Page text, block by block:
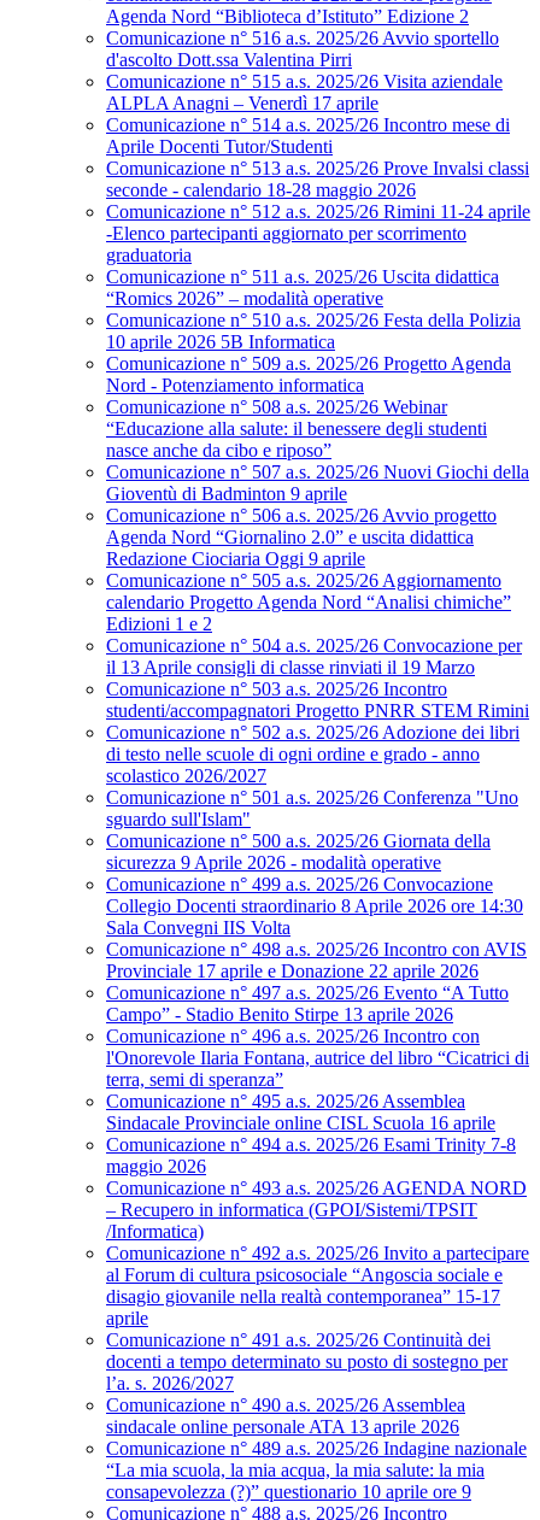
Agenda Nord “Biblioteca d’Istituto” Edizione 2
Comunicazione n° 516 a.s. 2025/26 Avvio sportello
d'ascolto Dott.ssa Valentina Pirri
Comunicazione n° 515 a.s. 2025/26 Visita aziendale
ALPLA Anagni – Venerdì 17 aprile
Comunicazione n° 514 a.s. 2025/26 Incontro mese di
Aprile Docenti Tutor/Studenti
Comunicazione n° 513 a.s. 2025/26 Prove Invalsi classi
seconde - calendario 18-28 maggio 2026
Comunicazione n° 512 a.s. 2025/26 Rimini 11-24 aprile
-Elenco partecipanti aggiornato per scorrimento
graduatoria
Comunicazione n° 511 a.s. 2025/26 Uscita didattica
“Romics 2026” – modalità operative
Comunicazione n° 510 a.s. 2025/26 Festa della Polizia
10 aprile 2026 5B Informatica
Comunicazione n° 509 a.s. 2025/26 Progetto Agenda
Nord - Potenziamento informatica
Comunicazione n° 508 a.s. 2025/26 Webinar
“Educazione alla salute: il benessere degli studenti
nasce anche da cibo e riposo”
Comunicazione n° 507 a.s. 2025/26 Nuovi Giochi della
Gioventù di Badminton 9 aprile
Comunicazione n° 506 a.s. 2025/26 Avvio progetto
Agenda Nord “Giornalino 2.0” e uscita didattica
Redazione Ciociaria Oggi 9 aprile
Comunicazione n° 505 a.s. 2025/26 Aggiornamento
calendario Progetto Agenda Nord “Analisi chimiche”
Edizioni 1 e 2
Comunicazione n° 504 a.s. 2025/26 Convocazione per
il 13 Aprile consigli di classe rinviati il 19 Marzo
Comunicazione n° 503 a.s. 2025/26 Incontro
studenti/accompagnatori Progetto PNRR STEM Rimini
Comunicazione n° 502 a.s. 2025/26 Adozione dei libri
di testo nelle scuole di ogni ordine e grado - anno
scolastico 2026/2027
Comunicazione n° 501 a.s. 2025/26 Conferenza "Uno
sguardo sull'Islam"
Comunicazione n° 500 a.s. 2025/26 Giornata della
sicurezza 9 Aprile 2026 - modalità operative
Comunicazione n° 499 a.s. 2025/26 Convocazione
Collegio Docenti straordinario 8 Aprile 2026 ore 14:30
Sala Convegni IIS Volta
Comunicazione n° 498 a.s. 2025/26 Incontro con AVIS
Provinciale 17 aprile e Donazione 22 aprile 2026
Comunicazione n° 497 a.s. 2025/26 Evento “A Tutto
Campo” - Stadio Benito Stirpe 13 aprile 2026
Comunicazione n° 496 a.s. 2025/26 Incontro con
l'Onorevole Ilaria Fontana, autrice del libro “Cicatrici di
terra, semi di speranza”
Comunicazione n° 495 a.s. 2025/26 Assemblea
Sindacale Provinciale online CISL Scuola 16 aprile
Comunicazione n° 494 a.s. 2025/26 Esami Trinity 7-8
maggio 2026
Comunicazione n° 493 a.s. 2025/26 AGENDA NORD
– Recupero in informatica (GPOI/Sistemi/TPSIT
/Informatica)
Comunicazione n° 492 a.s. 2025/26 Invito a partecipare
al Forum di cultura psicosociale “Angoscia sociale e
disagio giovanile nella realtà contemporanea” 15-17
aprile
Comunicazione n° 491 a.s. 2025/26 Continuità dei
docenti a tempo determinato su posto di sostegno per
l’a. s. 2026/2027
Comunicazione n° 490 a.s. 2025/26 Assemblea
sindacale online personale ATA 13 aprile 2026
Comunicazione n° 489 a.s. 2025/26 Indagine nazionale
“La mia scuola, la mia acqua, la mia salute: la mia
consapevolezza (?)” questionario 10 aprile ore 9
Comunicazione n° 488 a.s. 2025/26 Incontro